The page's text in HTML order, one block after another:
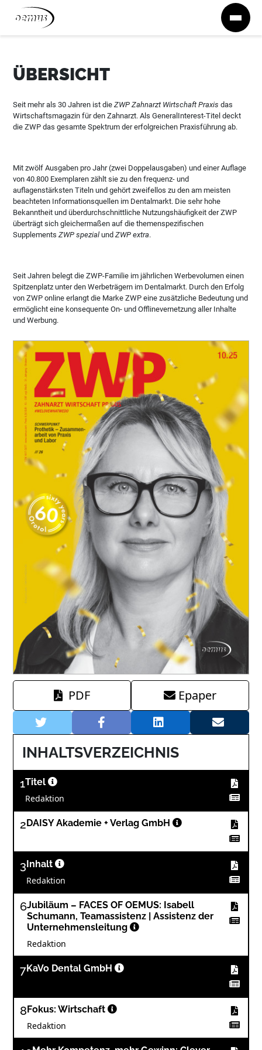
Zum Inhalt springen
ÜBERSICHT
Seit mehr als 30 Jahren ist dieZWP Zahnarzt Wirtschaft Praxis das
Wirtschaftsmagazin für den Zahnarzt. Als GeneralInterest-Titel deckt
die ZWP das gesamte Spektrum der erfolgreichen Praxisführung ab.
Mit zwölf Ausgaben pro Jahr (zwei Doppelausgaben) und einer Auflage
von 40.800 Exemplaren zählt sie zu den frequenz- und
auflagenstärksten Titeln und gehört zweifellos zu den am meisten
beachteten Informationsquellen im Dentalmarkt. Die sehr hohe
Bekanntheit und überdurchschnittliche Nutzungshäufigkeit der ZWP
überträgt sich gleichermaßen auf die themenspezifischen
SupplementsZWP spezial undZWP extra.
Seit Jahren belegt die ZWP-Familie im jährlichen Werbevolumen einen
Spitzenplatz unter den Werbeträgern im Dentalmarkt. Durch den Erfolg
von ZWP online erlangt die Marke ZWP eine zusätzliche Bedeutung und
ermöglicht eine konsequente On- und Offlinevernetzung aller Inhalte
und Werbung.
PDF Epaper
INHALTSVERZEICHNIS
1Titel
Redaktion
2 DAISY Akademie + Verlag GmbH
3 Inhalt
Redaktion
6Jubiläum – FACES OF OEMUS: Isabell
Schumann, Teamassistenz | Assistenz der
Unternehmensleitung
Redaktion
7KaVo Dental GmbH
8 Fokus: Wirtschaft
Redaktion